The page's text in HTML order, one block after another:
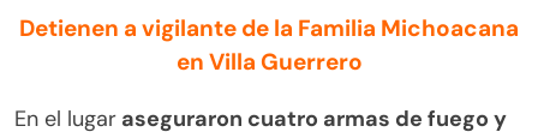
Detienen a vigilante de la Familia Michoacana
en Villa Guerrero
En el lugar aseguraron cuatro armas de fuego y